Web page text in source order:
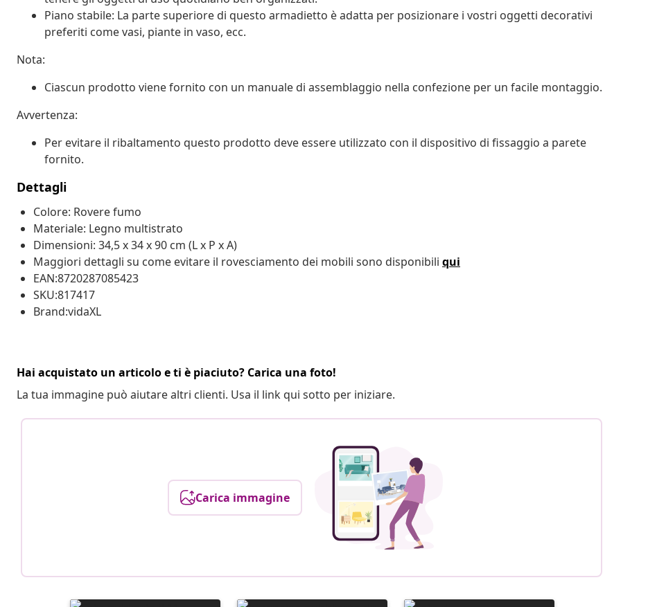
Piano stabile: La parte superiore di questo armadietto è adatta per posizionare i vostri oggetti decorativi
preferiti come vasi, piante in vaso, ecc.
Nota:
Ciascun prodotto viene fornito con un manuale di assemblaggio nella confezione per un facile montaggio.
Avvertenza:
Per evitare il ribaltamento questo prodotto deve essere utilizzato con il dispositivo di fissaggio a parete
fornito.
Dettagli
Colore: Rovere fumo
Materiale: Legno multistrato
Dimensioni: 34,5 x 34 x 90 cm (L x P x A)
Maggiori dettagli su come evitare il rovesciamento dei mobili sono disponibili qui
EAN:8720287085423
SKU:817417
Brand:vidaXL
Hai acquistato un articolo e ti è piaciuto? Carica una foto!
La tua immagine può aiutare altri clienti. Usa il link qui sotto per iniziare.
Carica immagine